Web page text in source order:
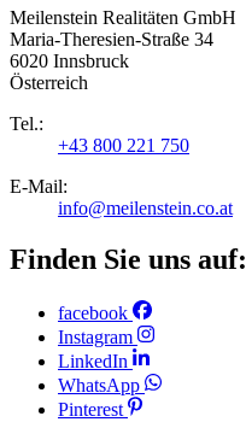
Meilenstein Realitäten GmbH
Maria-Theresien-Straße 34
6020 Innsbruck
Österreich
Tel.:
+43 800 221 750
E-Mail:
info@meilenstein.co.at
Finden Sie uns auf:
facebook
Instagram
LinkedIn
WhatsApp
Pinterest